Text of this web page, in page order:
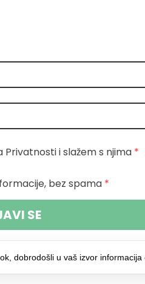
i slažem s njima *
bez spama *
SE
dobrodošli u vaš izvor